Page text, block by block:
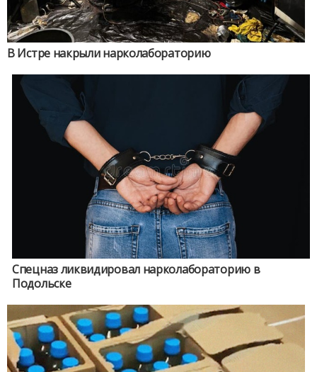
В Истре накрыли нарколабораторию
Спецназ ликвидировал нарколабораторию в
Подольске